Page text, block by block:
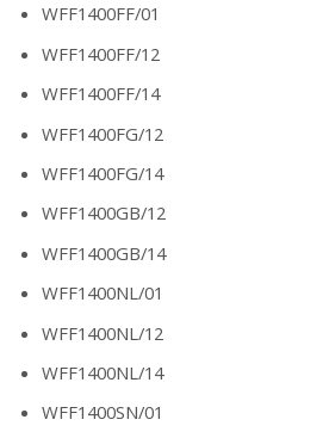
WFF1400FF/01
WFF1400FF/12
WFF1400FF/14
WFF1400FG/12
WFF1400FG/14
WFF1400GB/12
WFF1400GB/14
WFF1400NL/01
WFF1400NL/12
WFF1400NL/14
WFF1400SN/01